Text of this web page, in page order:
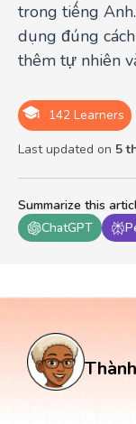
Summarize this
ChatGPT
142 Learners
Last updated on 5
trong tiếng
dụng đúng
thêm tự nhiên